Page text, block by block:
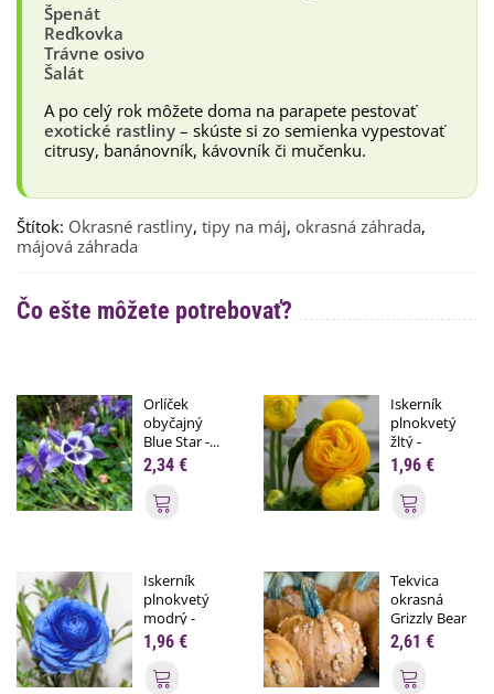
Špenát
Reďkovka
Trávne osivo
Šalát
A po celý rok môžete doma na parapete pestovať
exotické rastliny – skúste si zo semienka vypestovať
citrusy, banánovník, kávovník či mučenku.
Štítok: Okrasné rastliny, tipy na máj, okrasná záhrada,
májová záhrada
Čo ešte môžete potrebovať?
Orlíček
obyčajný
Blue Star -...
2,34 €
Pridať do košíka
Iskerník
plnokvetý
žltý -
Ranunculus...
1,96 €
Iskerník
plnokvetý
modrý -
Ranunculus...
1,96 €
Pridať do košíka
Tekvica
okrasná
Grizzly Bear
F1 PMT -...
2,61 €